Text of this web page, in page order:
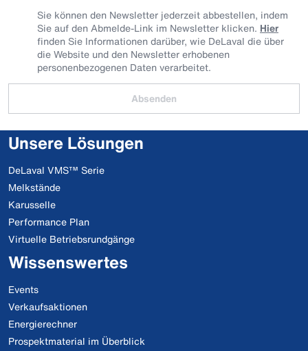
Sie können den Newsletter jederzeit abbestellen, indem
Sie auf den Abmelde-Link im Newsletter klicken. Hier
finden Sie Informationen darüber, wie DeLaval die über
die Website und den Newsletter erhobenen
personenbezogenen Daten verarbeitet.
Absenden
Unsere Lösungen
DeLaval VMS™ Serie
Melkstände
Karusselle
Performance Plan
Virtuelle Betriebsrundgänge
Wissenswertes
Events
Verkaufsaktionen
Energierechner
Prospektmaterial im Überblick